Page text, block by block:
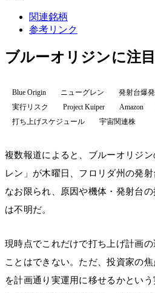
関連銘柄
参考リンク
ブルーオリジンに注
Blue Origin ニューグレン 発射台爆発
実行リスク
Project Kuiper Amazon
打ち上げスケジュール
宇宙関連株
複数報道によると、ブルーオリジ
レン」が木曜日、フロリダ州の発
なお限られ、原因や機体・発射台
は不明だ。
現時点でこれだけで打ち上げ計画
ことはできない。ただ、投資家の
を計画通り実運用に移せるかとい